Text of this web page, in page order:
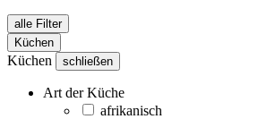
alle Filter
Küchen
Küchen schließen
Art der Küche
afrikanisch